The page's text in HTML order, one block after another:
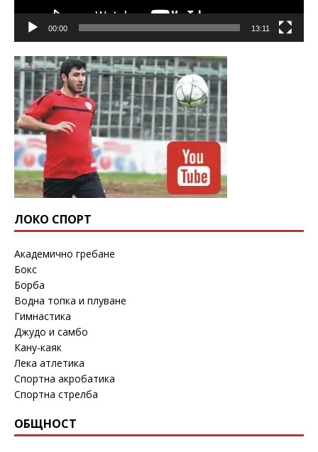
00:00 13:11
ЛОКО СПОРТ
Академично гребане
Бокс
Борба
Водна топка и плуване
Гимнастика
Джудо и самбо
Кану-каяк
Лека атлетика
Спортна акробатика
Спортна стрелба
ОБЩНОСТ